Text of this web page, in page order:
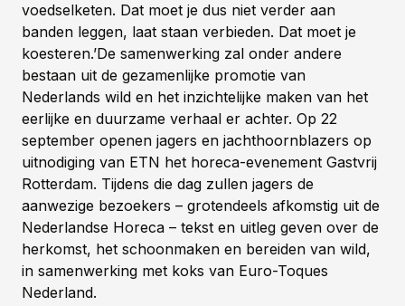
voedselketen. Dat moet je dus niet verder aan
banden leggen, laat staan verbieden. Dat moet je
koesteren.’De samenwerking zal onder andere
bestaan uit de gezamenlijke promotie van
Nederlands wild en het inzichtelijke maken van het
eerlijke en duurzame verhaal er achter. Op 22
september openen jagers en jachthoornblazers op
uitnodiging van ETN het horeca-evenement Gastvrij
Rotterdam. Tijdens die dag zullen jagers de
aanwezige bezoekers – grotendeels afkomstig uit de
Nederlandse Horeca – tekst en uitleg geven over de
herkomst, het schoonmaken en bereiden van wild,
in samenwerking met koks van Euro-Toques
Nederland.